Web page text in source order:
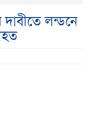
দাবীতে লন্ডনে